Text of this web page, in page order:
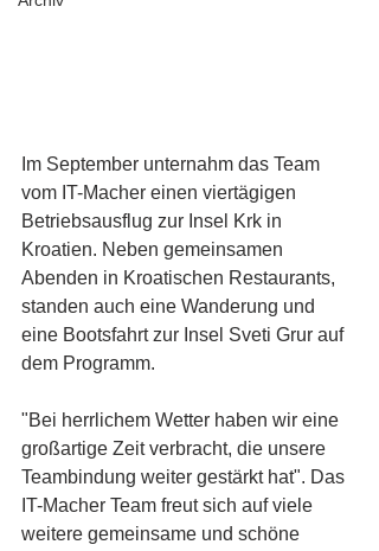
Im September unternahm das Team
vom IT-Macher einen viertägigen
Betriebsausflug zur Insel Krk in
Kroatien. Neben gemeinsamen
Abenden in Kroatischen Restaurants,
standen auch eine Wanderung und
eine Bootsfahrt zur Insel Sveti Grur auf
dem Programm.
"Bei herrlichem Wetter haben wir eine
großartige Zeit verbracht, die unsere
Teambindung weiter gestärkt hat". Das
IT-Macher Team freut sich auf viele
weitere gemeinsame und schöne